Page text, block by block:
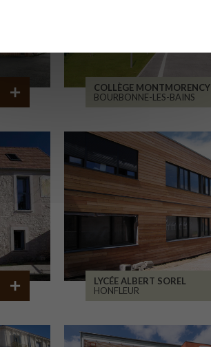
COLLÈGE MONTMORENCY
BOURBONNE-LES-BAINS
LYCÉE ALBERT SOREL
HONFLEUR